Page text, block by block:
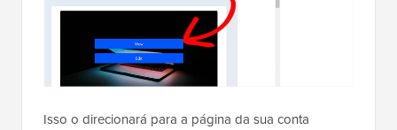
Isso o direcionará para a página da sua conta